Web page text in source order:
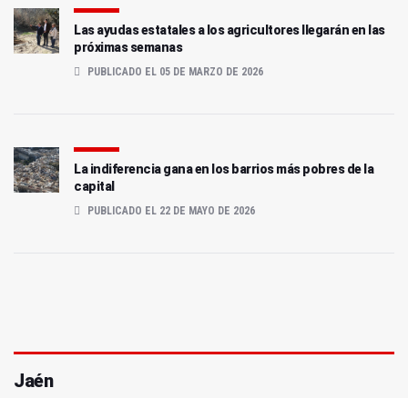
Las ayudas estatales a los agricultores llegarán en las
próximas semanas
PUBLICADO EL 05 DE MARZO DE 2026
La indiferencia gana en los barrios más pobres de la
capital
PUBLICADO EL 22 DE MAYO DE 2026
Jaén